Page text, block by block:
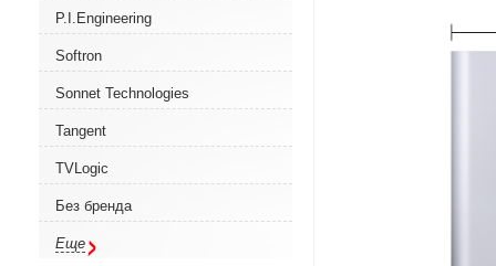
P.I.Engineering
Softron
Sonnet Technologies
Tangent
TVLogic
Без бренда
Еще